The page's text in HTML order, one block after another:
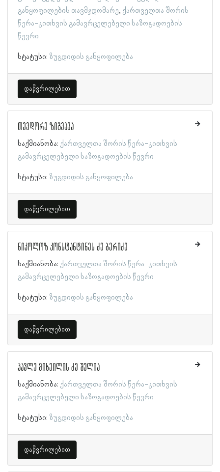
განყოფილების თავმჯდომარე ქართველთა შორის
წერა-კითხვის გამავრცელებელი საზოგადოების
წევრი
სტატუსი: ზუგდიდის განყოფილება
დაწვრილებით
თევდორე ზიგვავა
საქმიანობა: ქართველთა შორის წერა-კითხვის
გამავრცელებელი საზოგადოების წევრი
სტატუსი: ზუგდიდის განყოფილება
დაწვრილებით
ნიკოლოზ კონსტანტინეს ძე ბერიძე
საქმიანობა: ქართველთა შორის წერა-კითხვის
გამავრცელებელი საზოგადოების წევრი
სტატუსი: ზუგდიდის განყოფილება
დაწვრილებით
პავლე მიხეილის ძე შელია
საქმიანობა: ქართველთა შორის წერა-კითხვის
გამავრცელებელი საზოგადოების წევრი
სტატუსი: ზუგდიდის განყოფილება
დაწვრილებით